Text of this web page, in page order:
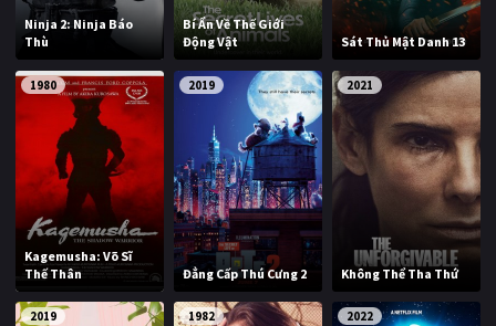
Ninja 2: Ninja Báo
Thù
Bí Ẩn Về Thế Giới
Động Vật
Sát Thủ Mật Danh 13
1980
Kagemusha: Võ Sĩ
Thế Thân
2019
Đẳng Cấp Thú Cưng 2
2021
Không Thể Tha Thứ
2019 1982 2022